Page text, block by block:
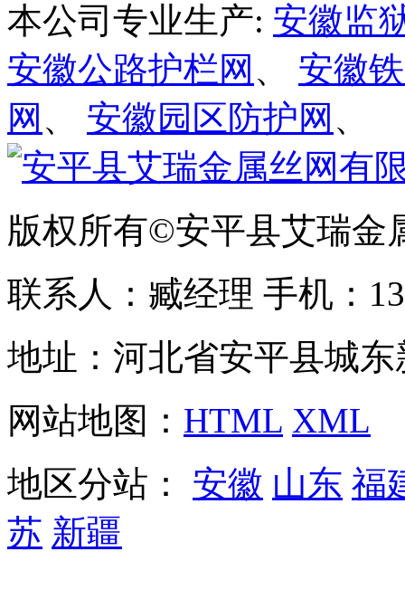
本公司专业生产: 安徽监
安徽公路护栏网 、 安徽
网 、 安徽园区防护网 、
版权所有©安平县艾瑞金
联系人：臧经理 手机：
地址：河北省安平县城
网站地图： HTML XML
地区分站： 安徽 山东 福
苏 新疆